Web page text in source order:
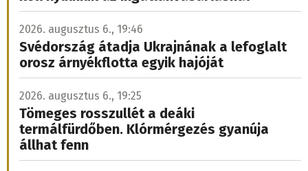
2026. augusztus 6., 19:46
Svédország átadja Ukrajnának a lefoglalt
orosz árnyékflotta egyik hajóját
2026. augusztus 6., 19:25
Tömeges rosszullét a deáki
termálfürdőben. Klórmérgezés gyanúja
állhat fenn